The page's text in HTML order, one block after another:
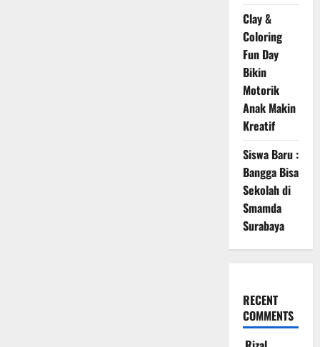
Clay &
Coloring
Fun Day
Bikin
Motorik
Anak Makin
Kreatif
Siswa Baru :
Bangga Bisa
Sekolah di
Smamda
Surabaya
RECENT
COMMENTS